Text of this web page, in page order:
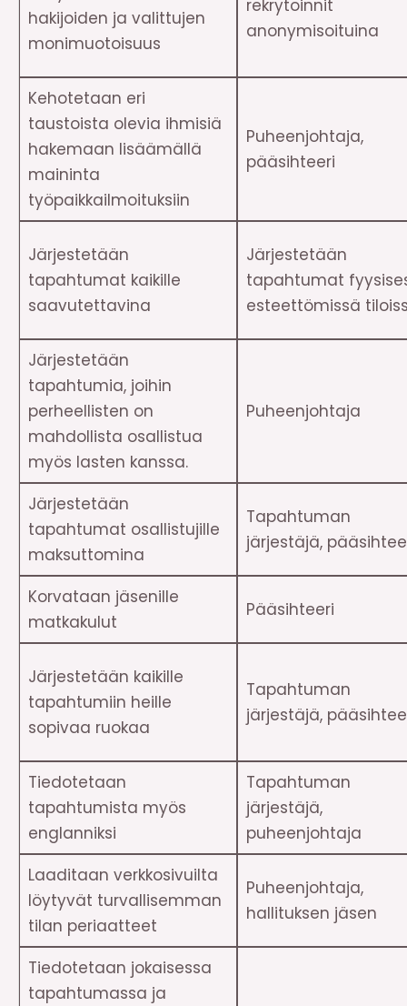
hakijoiden ja valittujen
monimuotoisuus
rekrytoinnit
anonymisoituina
Kehotetaan eri
taustoista olevia ihmisiä
hakemaan lisäämällä
maininta
työpaikkailmoituksiin
Puheenjohtaja,
pääsihteeri
Järjestetään
tapahtumat kaikille
saavutettavina
Järjestetään
tapahtumat
esteettömissä
Järjestetään
tapahtumia, joihin
perheellisten on
mahdollista osallistua
myös lasten kanssa.
Puheenjohtaja
Järjestetään
tapahtumat osallistujille
maksuttomina
Tapahtuman
järjestäjä,
Korvataan jäsenille
matkakulut
Pääsihteeri
Järjestetään kaikille
tapahtumiin heille
sopivaa ruokaa
Tapahtuman
järjestäjä,
Tiedotetaan
tapahtumista myös
englanniksi
Tapahtuman
järjestäjä,
puheenjohtaja
Laaditaan verkkosivuilta
löytyvät turvallisemman
tilan periaatteet
Puheenjohtaja,
hallituksen jäsen
Tiedotetaan jokaisessa
tapahtumassa ja